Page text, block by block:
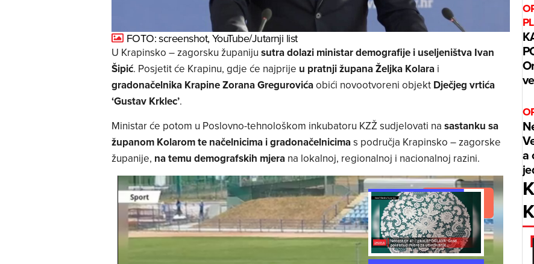
FOTO: screenshot, YouTube/Jutarnji list
U Krapinsko – zagorsku županiju sutra dolazi ministar demografije i useljeništva Ivan
Šipić. Posjetit će Krapinu, gdje će najprije u pratnji župana Željka Kolarai
gradonačelnika Krapine Zorana Gregurovićaobići novootvoreni objekt Dječjeg vrtića
‘Gustav Krklec’.
Ministar će potom u Poslovno-tehnološkom inkubatoru KZŽ sudjelovati na sastanku sa
županom Kolarom te načelnicima i gradonačelnicimas područja Krapinsko – zagorske
županije, na temu demografskih mjerana lokalnoj, regionalnoj i nacionalnoj razini.
Read Article
a